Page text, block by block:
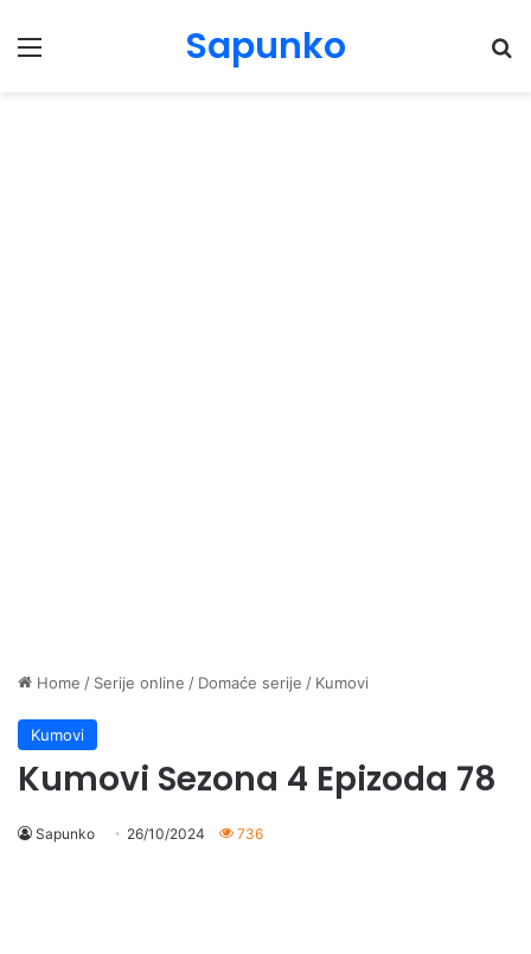
Menu Sapunko
Home / Serije online / Domaće serije / Kumovi
Kumovi
Kumovi Sezona 4 Epizoda 78
Sapunko 26/10/2024 736